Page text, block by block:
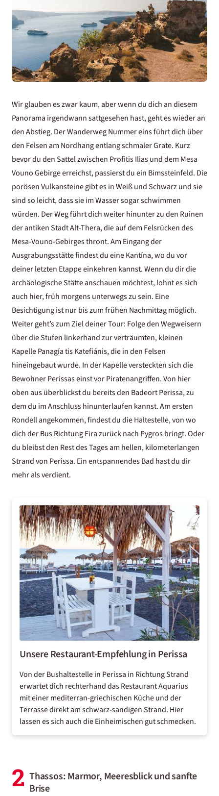
Wir glauben es zwar kaum, aber wenn du dich an diesem
Panorama irgendwann sattgesehen hast, geht es wieder an
den Abstieg. Der Wanderweg Nummer eins führt dich über
den Felsen am Nordhang entlang schmaler Grate. Kurz
bevor du den Sattel zwischen Profitis Ilias und dem Mesa
Vouno Gebirge erreichst, passierst du ein Bimssteinfeld. Die
porösen Vulkansteine gibt es in Weiß und Schwarz und sie
sind so leicht, dass sie im Wasser sogar schwimmen
würden. Der Weg führt dich weiter hinunter zu den Ruinen
der antiken Stadt Alt-Thera, die auf dem Felsrücken des
Mesa-Vouno-Gebirges thront. Am Eingang der
Ausgrabungsstätte findest du eine Kantína, wo du vor
deiner letzten Etappe einkehren kannst. Wenn du dir die
archäologische Stätte anschauen möchtest, lohnt es sich
auch hier, früh morgens unterwegs zu sein. Eine
Besichtigungist nur bis zum frühen Nachmittag möglich.
Weiter geht’s zum Ziel deiner Tour: Folge den Wegweisern
über die Stufen linkerhand zur verträumten, kleinen
Kapelle Panagía tis Katefiánis, die in den Felsen
hineingebaut wurde. In der Kapelle versteckten sich die
Bewohner Perissas einst vor Piratenangriffen. Von hier
oben aus überblickst du bereits den Badeort Perissa, zu
dem du im Anschluss hinunterlaufen kannst. Am ersten
Rondell angekommen, findest du die Haltestelle, von wo
dich der Bus Richtung Fira zurück nach Pygros bringt. Oder
du bleibst den Rest des Tages am hellen, kilometerlangen
Strand von Perissa. Ein entspannendes Bad hast du dir
mehr als verdient.
Unsere Restaurant-Empfehlung in Perissa
Von der Bushaltestelle in Perissa in Richtung Strand
erwartet dich rechterhand dasRestaurant Aquarius
mit einer mediterran-griechischen Küche und der
Terrasse direkt am schwarz-sandigen Strand. Hier
lassen es sich auch die Einheimischen gut schmecken.
2 Thassos: Marmor, Meeresblick und sanfte
Brise